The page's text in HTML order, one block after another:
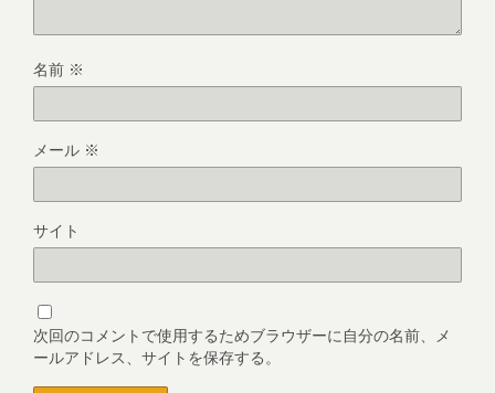
名前 ※
メール ※
サイト
次回のコメントで使用するためブラウザーに自分の名前、メ
ールアドレス、サイトを保存する。